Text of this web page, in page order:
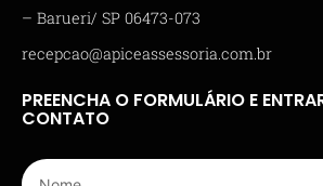
– Barueri/ SP 06473-073
recepcao@apiceassessoria.com.br
PREENCHA O FORMULÁRIO E
CONTATO